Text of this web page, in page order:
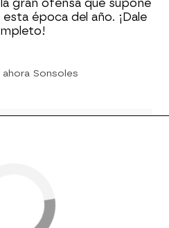
gran ofensa que supone
época del año. ¡Dale
ahora Sonsoles